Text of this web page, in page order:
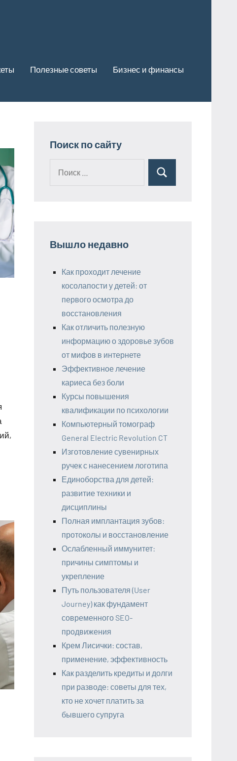
Полезные советы Бизнес и финансы
Поиск по сайту
Поиск
Вышло недавно
Как проходит лечение
косолапости у детей: от
первого осмотра до
восстановления
Как отличить полезную
информацию о здоровье зубов
от мифов в интернете
Эффективное лечение
кариеса без боли
Курсы повышения
квалификации по психологии
Компьютерный томограф
General Electric Revolution CT
Изготовление сувенирных
ручек с нанесением логотипа
Единоборства для детей:
развитие техники и
дисциплины
Полная имплантация зубов:
протоколы и восстановление
Ослабленный иммунитет:
причины симптомы и
укрепление
Путь пользователя (User
Journey) как фундамент
современного SEO-
продвижения
Крем Лисички: состав,
применение, эффективность
Как разделить кредиты и долги
при разводе: советы для тех,
кто не хочет платить за
бывшего супруга